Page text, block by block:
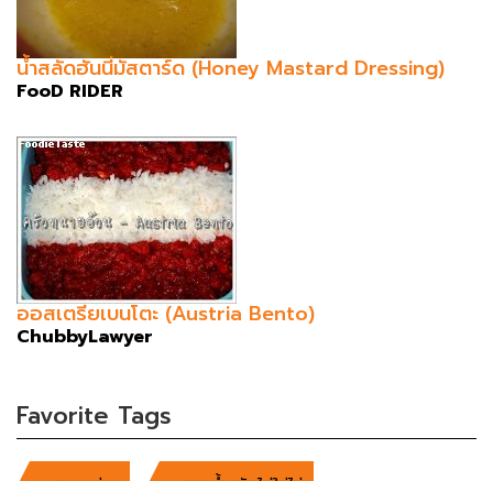
น้ำสลัดฮันนี่มัสตาร์ด (Honey Mastard Dressing)
FooD RIDER
ออสเตรียเบนโตะ (Austria Bento)
ChubbyLawyer
Favorite Tags